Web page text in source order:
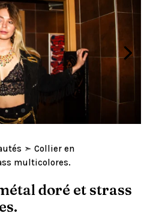
➣ Collier en
multicolores.
doré et strass